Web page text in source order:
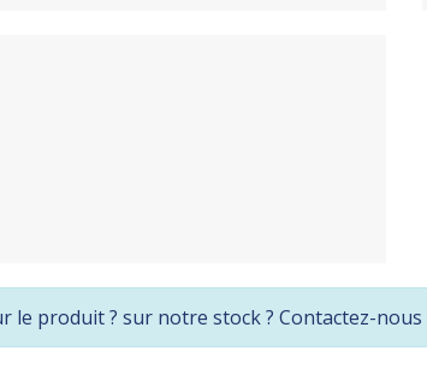
le produit ? sur notre stock ? Contactez-nous